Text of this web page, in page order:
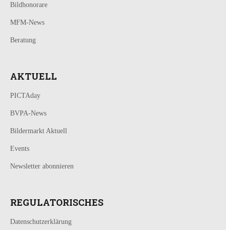
Bildhonorare
MFM-News
Beratung
AKTUELL
PICTAday
BVPA-News
Bildermarkt Aktuell
Events
Newsletter abonnieren
REGULATORISCHES
Datenschutzerklärung